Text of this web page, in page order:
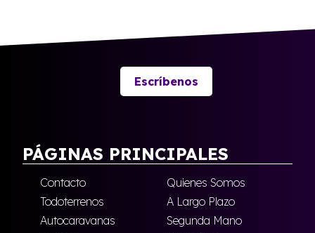
Escríbenos
PÁGINAS PRINCIPALES
Contacto
Quienes Somos
Todoterrenos
A Largo Plazo
Autocaravanas
Segunda Mano